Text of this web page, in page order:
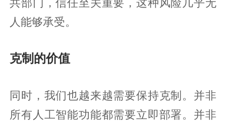
人能够承受。
克制的价值
同时，我们也越来越需要保持克制。并非
所有人工智能功能都需要立即部署。并非